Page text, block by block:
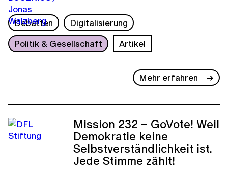
Debatten
Digitalisierung
Politik & Gesellschaft
Artikel
Mehr erfahren
Mission 232 – GoVote! Weil
Demokratie keine
Selbstverständlichkeit ist.
Jede Stimme zählt!